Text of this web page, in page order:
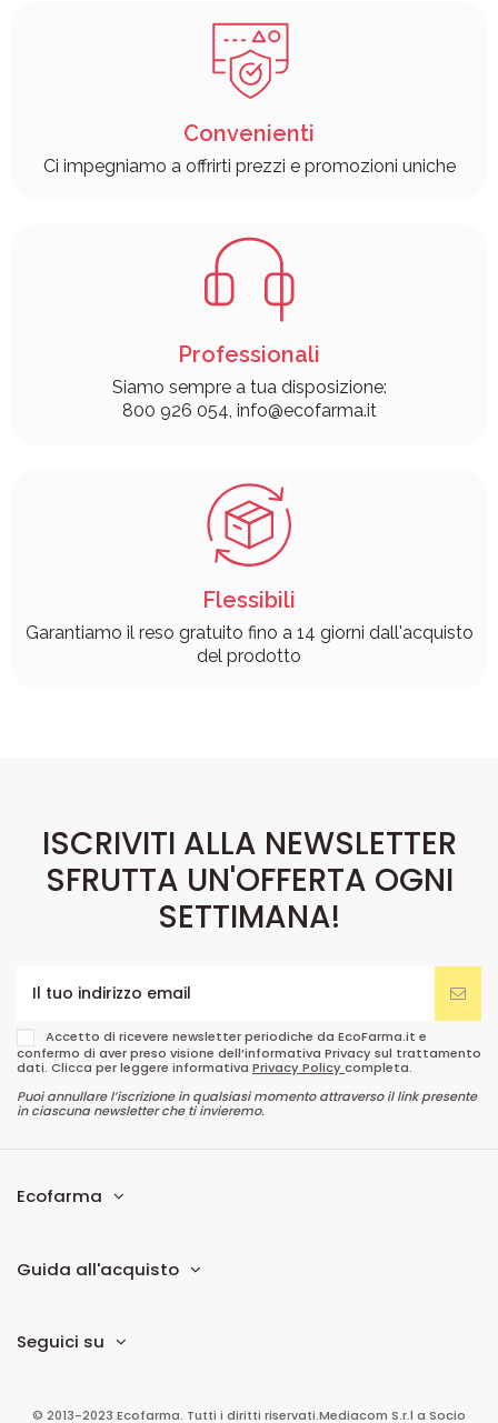
Convenienti
Ci impegniamo a offrirti prezzi e promozioni uniche
Professionali
Siamo sempre a tua disposizione:
800 926 054, info@ecofarma.it
Flessibili
Garantiamo il reso gratuito fino a 14 giorni dall'acquisto
del prodotto
ISCRIVITI ALLA NEWSLETTER
SFRUTTA UN'OFFERTA OGNI
SETTIMANA!
Accetto di ricevere newsletter periodiche da EcoFarma.it e
confermo di aver preso visione dell’informativa Privacy sul trattamento
dati. Clicca per leggere informativa Privacy Policycompleta.
Puoi annullare l’iscrizione in qualsiasi momento attraverso il link presente
in ciascuna newsletter che ti invieremo.
Ecofarma
Guida all'acquisto
Seguici su
© 2013-2023 Ecofarma. Tutti i diritti riservati.Mediacom S.r.l a Socio